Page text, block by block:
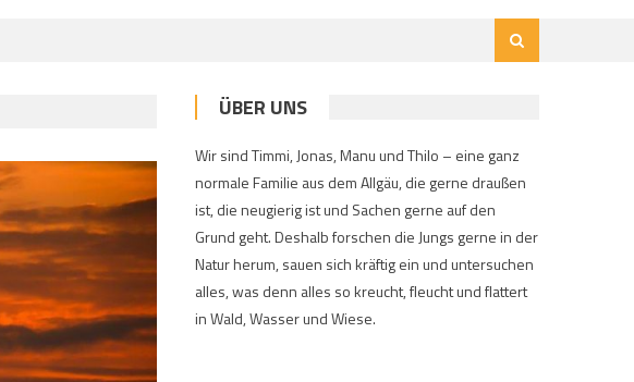
ÜBER UNS
Wir sind Timmi, Jonas, Manu und Thilo – eine ganz
normale Familie aus dem Allgäu, die gerne draußen
ist, die neugierig ist und Sachen gerne auf den
Grund geht. Deshalb forschen die Jungs gerne in der
Natur herum, sauen sich kräftig ein und untersuchen
alles, was denn alles so kreucht, fleucht und flattert
in Wald, Wasser und Wiese.